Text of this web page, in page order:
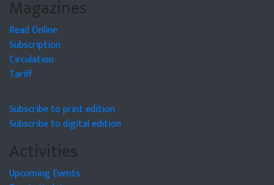
Magazines
Read Online
Subscription
Circulation
Tariff
Subscribe to print edition
Subscribe to digital edition
Activities
Upcoming Events